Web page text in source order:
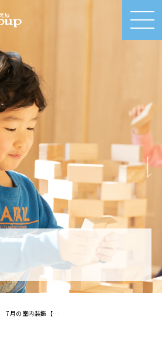
MEN
U
7月の室内装飾【七夕】・つき組の水遊び